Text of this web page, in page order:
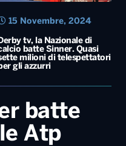
Derby tv, la Nazionale di
batte Sinner. Quasi
milioni di telespettatori
gli azzurri
15 Novembre, 2024
batte
Atp